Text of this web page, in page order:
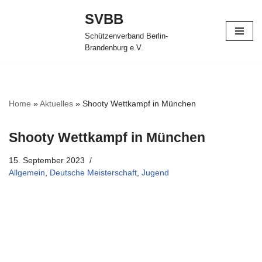
SVBB
Schützenverband Berlin-
Brandenburg e.V.
Home »Aktuelles » Shooty Wettkampf in München
Shooty Wettkampf in München
15. September 2023
Allgemein, Deutsche Meisterschaft, Jugend